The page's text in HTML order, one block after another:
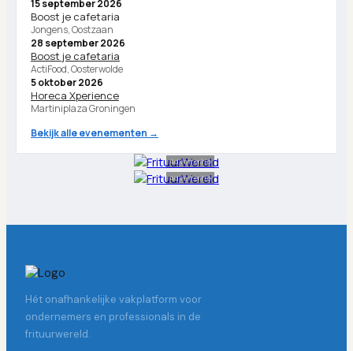
15 september 2026
Boost je cafetaria
Jongens, Oostzaan
28 september 2026
Boost je cafetaria
ActiFood, Oosterwolde
5 oktober 2026
Horeca Xperience
Martiniplaza Groningen
Bekijk alle evenementen →
Advertentie
Advertentie
Hét onafhankelijke vakplatform voor
ondernemers en professionals in de
frituurwereld.